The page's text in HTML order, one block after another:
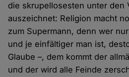
die skrupellosesten unter den
auszeichnet: Religion macht
zum Supermann, denn wer
und je einfältiger man ist,
Glaube –, dem kommt der
und der wird alle Feinde